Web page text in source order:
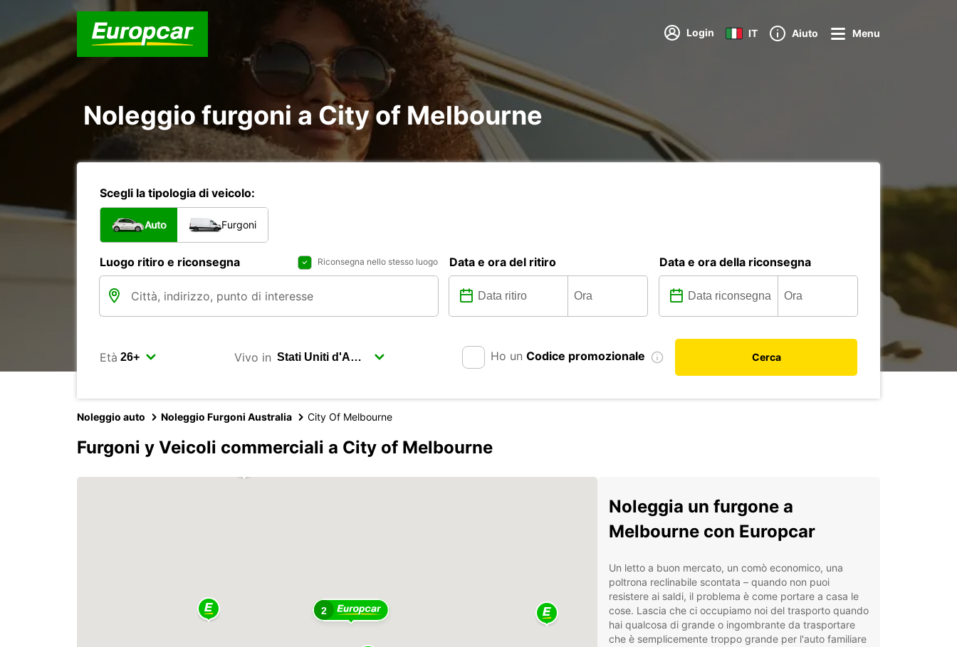
Login IT Aiuto Menu
Noleggio furgoni a City of Melbourne
Scegli la tipologia di veicolo:
Auto Furgoni
Luogo ritiro e riconsegna Riconsegna nello stesso luogo Data e ora del ritiro Data e ora della riconsegna
Età Vivo in Ho un Codice promozionale Cerca
Noleggio auto Noleggio Furgoni Australia City Of Melbourne
Furgoni y Veicoli commerciali a City of Melbourne
2
Noleggia un furgone a
Melbourne con Europcar
Un letto a buon mercato, un comò economico, una
poltrona reclinabile scontata – quando non puoi
resistere ai saldi, il problema è come portare a casa le
cose. Lascia che ci occupiamo noi del trasporto quando
hai qualcosa di grande o ingombrante da trasportare
che è semplicemente troppo grande per l'auto familiare